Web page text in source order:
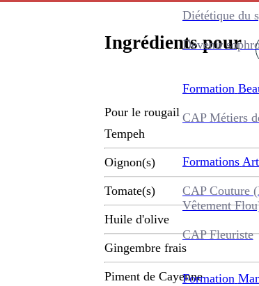
Diététique du
Devenir
Formation
CAP Métiers
Formations
CAP Couture
Vêtement
CAP Fleuriste
Formation
Ingrédients pour
Pour le rougail
Tempeh
Oignon(s)
Tomate(s)
Huile d'olive
Gingembre frais
Piment de Cayenne